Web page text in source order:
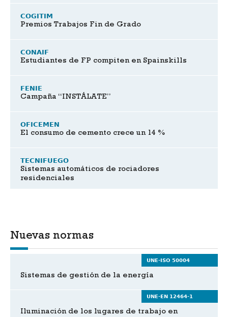
COGITIM
Premios Trabajos Fin de Grado
CONAIF
Estudiantes de FP compiten en Spainskills
FENIE
Campaña “INSTÁLATE”
OFICEMEN
El consumo de cemento crece un 14 %
TECNIFUEGO
Sistemas automáticos de rociadores
residenciales
Nuevas normas
UNE-ISO 50004
Sistemas de gestión de la energía
UNE-EN 12464-1
Iluminación de los lugares de trabajo en